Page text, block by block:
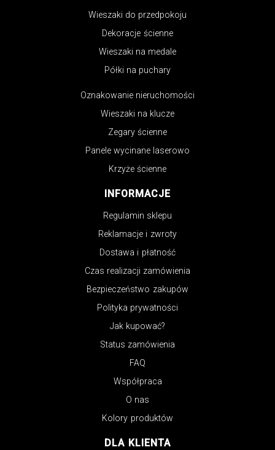
Wieszaki do przedpokoju
Dekoracje ścienne
Wieszaki na medale
Półki na puchary
Oznakowanie nieruchomości
Wieszaki na klucze
Zegary ścienne
Panele wycinane laserowo
Krzyże ścienne
INFORMACJE
Regulamin sklepu
Reklamacje i zwroty
Dostawa i płatność
Czas realizacji zamówienia
Bezpieczeństwo zakupów
Polityka prywatności
Jak kupować?
Status zamówienia
FAQ
Współpraca
O nas
Kolory produktów
DLA KLIENTA